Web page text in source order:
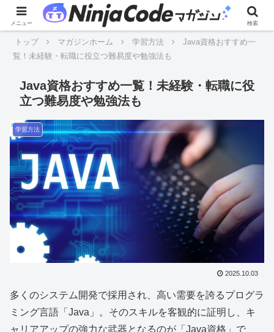
トップ マガジンホーム 学習方法
Java資格おすすめ一
覧！未経験・転職に役立つ難易度や勉強法も
Java資格おすすめ一覧！未経験・転職に役
立つ難易度や勉強法も
学習方法
2025.10.03
多くのシステム開発で採用され、高い需要を誇るプログラ
ミング言語「Java」。そのスキルを客観的に証明し、キ
ャリアアップの強力な武器となるのが「Java資格」で
メニュー 検索